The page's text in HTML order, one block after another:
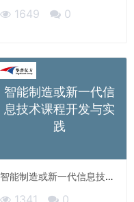
1649 0
智能制造或新一代信
息技术课程开发与实
践
智能制造或新一代信息技术
课程开发与实践
1341 0